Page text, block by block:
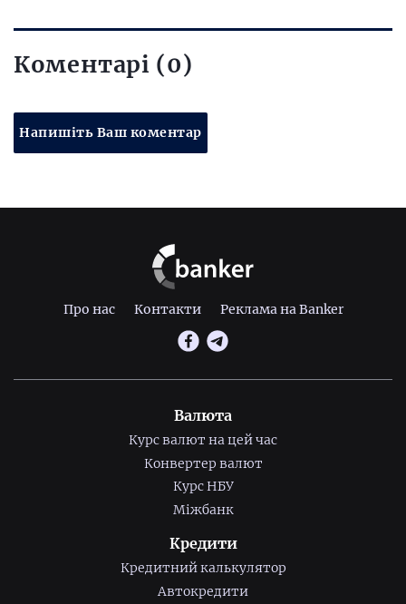
Коментарі (0)
Напишіть Ваш коментар
Про нас Контакти Реклама на Banker
Валюта
Курс валют на цей час
Конвертер валют
Курс НБУ
Міжбанк
Кредити
Кредитний калькулятор
Автокредити